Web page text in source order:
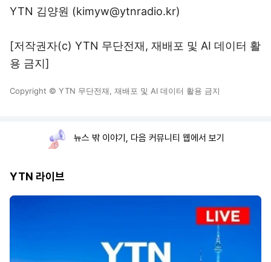
YTN 김양원 (kimyw@ytnradio.kr)
[저작권자(c) YTN 무단전재, 재배포 및 AI 데이터 활
용 금지]
Copyright © YTN 무단전재, 재배포 및 AI 데이터 활용 금지
뉴스 밖 이야기, 다음 커뮤니티 웹에서 보기
YTN 라이브